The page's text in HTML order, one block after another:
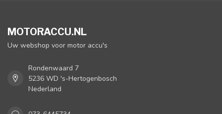
MOTORACCU.NL
Uw webshop voor motor accu's
Rondenwaard 7
5236 WD 's-Hertogenbosch
Nederland